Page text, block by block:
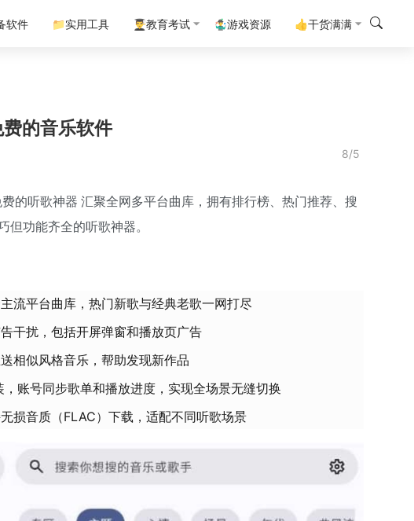
软件 📁实用工具 👨‍🎓教育考试 🤹‍♂️游戏资源 👍干货满满
的音乐软件
8/5
的听歌神器 汇聚全网多平台曲库，拥有排行榜、热门推荐、搜
功能齐全的听歌神器。​
流平台曲库，热门新歌与经典老歌一网打尽
干扰，包括开屏弹窗和播放页广告
相似风格音乐，帮助发现新作品
账号同步歌单和播放进度，实现全场景无缝切换
损音质（FLAC）下载，适配不同听歌场景